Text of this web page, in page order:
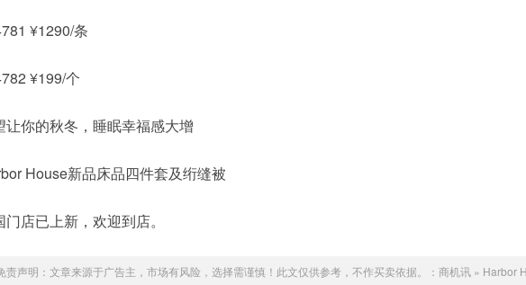
¥1290/条
¥199/个
让你的秋冬，睡眠幸福感大增
House新品床品四件套及绗缝被
门店已上新，欢迎到店。
责声明：文章来源于广告主，市场有风险，选择需谨慎！此文仅供参考，不作买卖依据。： 商机讯 » Harbor